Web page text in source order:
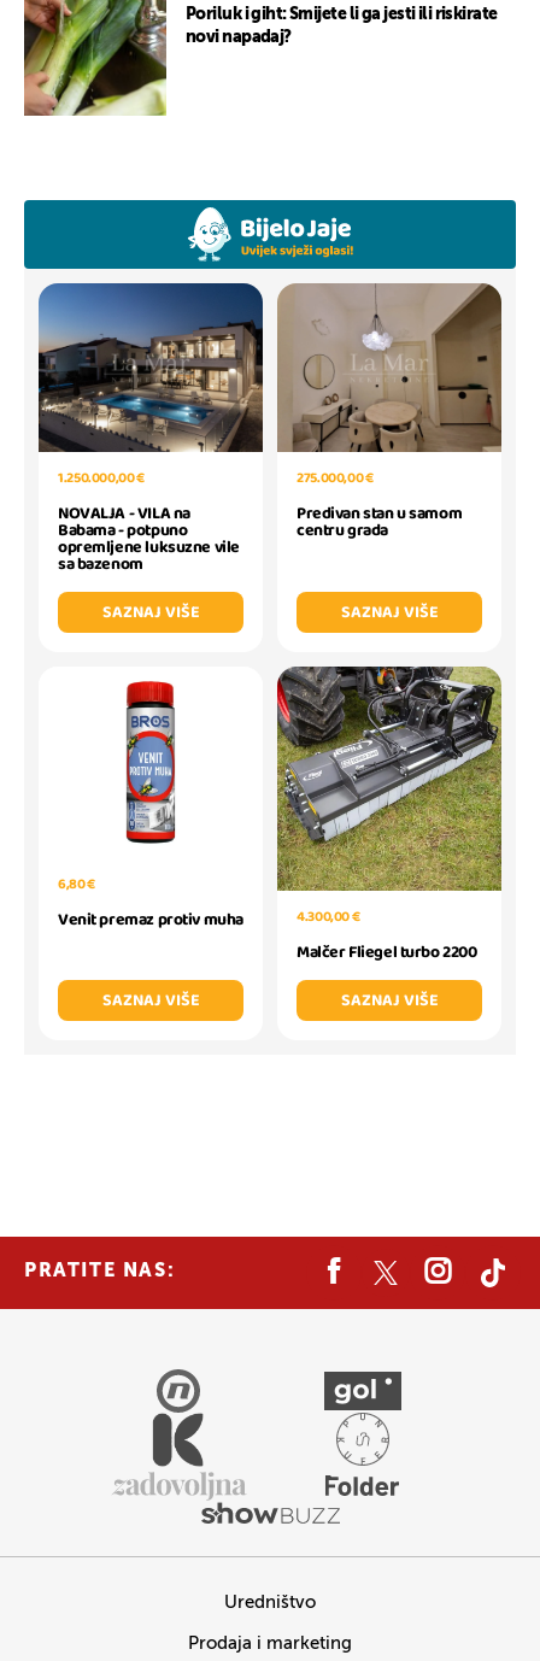
Poriluk i giht: Smijete li ga jesti ili riskirate
novi napadaj?
1.250.000,00 €
NOVALJA - VILA na
Babama - potpuno
opremljene luksuzne vile
sa bazenom
SAZNAJ VIŠE
275.000,00 €
Predivan stan u samom
centru grada
SAZNAJ VIŠE
6,80 €
Venit premaz protiv muha
SAZNAJ VIŠE
4.300,00 €
Malčer Fliegel turbo 2200
SAZNAJ VIŠE
PRATITE NAS:
Uredništvo
Prodaja i marketing